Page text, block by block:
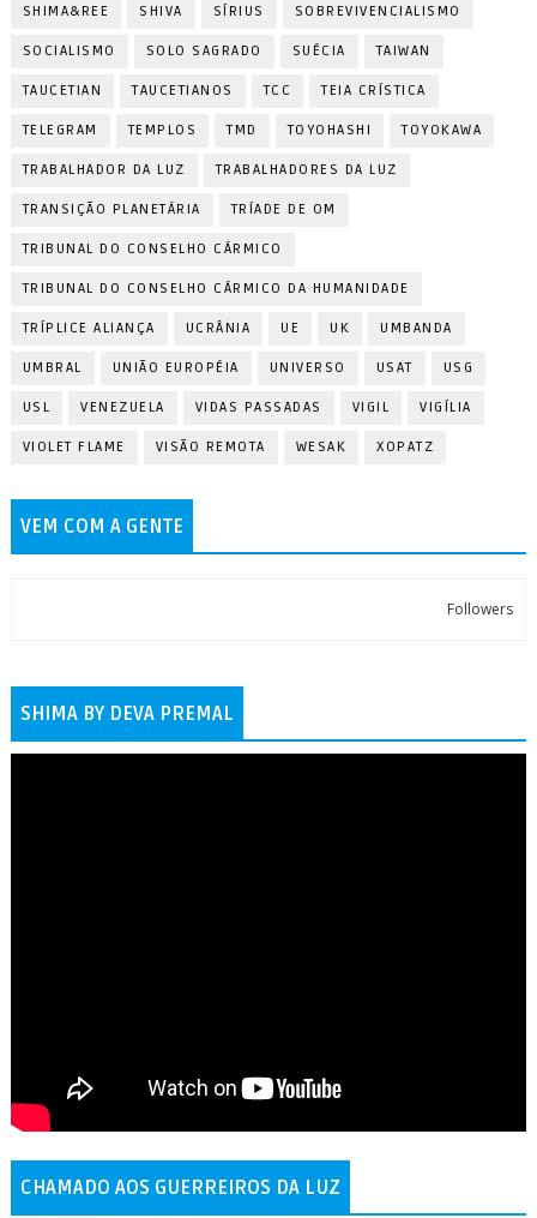
SHIMA&REE SHIVA SÍRIUS SOBREVIVENCIALISMO
SOCIALISMO SOLO SAGRADO SUÉCIA TAIWAN
TAUCETIAN TAUCETIANOS TCC TEIA CRÍSTICA
TELEGRAM TEMPLOS TMD TOYOHASHI TOYOKAWA
TRABALHADOR DA LUZ TRABALHADORES DA LUZ
TRANSIÇÃO PLANETÁRIA TRÍADE DE OM
TRIBUNAL DO CONSELHO CÁRMICO
TRIBUNAL DO CONSELHO CÁRMICO DA HUMANIDADE
TRÍPLICE ALIANÇA UCRÂNIA UE UK UMBANDA
UMBRAL UNIÃO EUROPÉIA UNIVERSO USAT USG
USL VENEZUELA VIDAS PASSADAS VIGIL VIGÍLIA
VIOLET FLAME VISÃO REMOTA WESAK XOPATZ
VEM COM A GENTE
Followers
SHIMA BY DEVA PREMAL
CHAMADO AOS GUERREIROS DA LUZ